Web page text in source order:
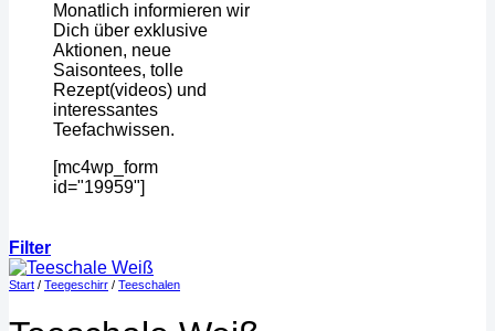
Monatlich informieren wir
Dich über exklusive
Aktionen, neue
Saisontees, tolle
Rezept(videos) und
interessantes
Teefachwissen.
[mc4wp_form
id="19959"]
Filter
Start / Teegeschirr / Teeschalen